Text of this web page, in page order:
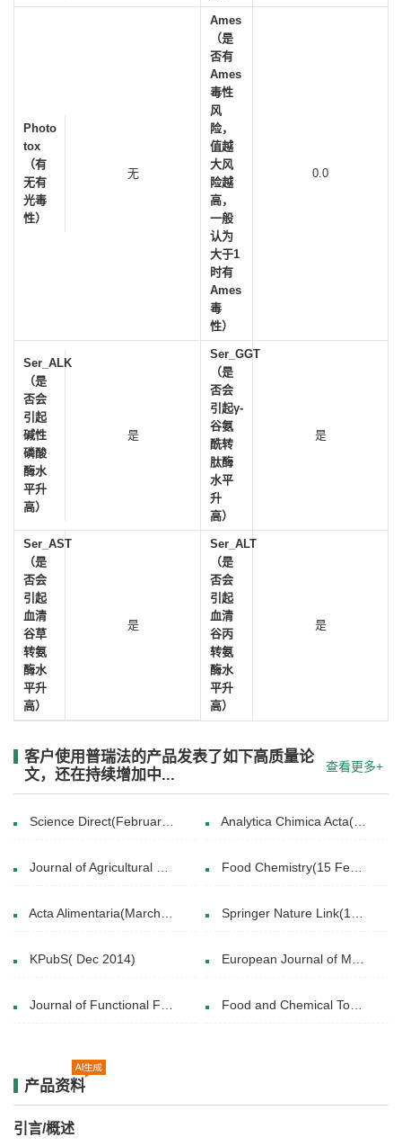
Photo
tox
（有
无有
光毒
性）
无
Ames
（是
否有
Ames
毒性
风
险，
值越
大风
险越
高，
一般
认为
大于1
时有
Ames
毒
性）
0.0
Ser_ALK
（是
否会
引起
碱性
磷酸
酶水
平升
高）
是
Ser_GGT
（是
否会
引起γ-
谷氨
酰转
肽酶
水平
升
高）
是
Ser_AST
（是
否会
引起
血清
谷草
转氨
酶水
平升
高）
是
Ser_ALT
（是
否会
引起
血清
谷丙
转氨
酶水
平升
高）
是
客户使用普瑞法的产品发表了如下高质量论
文，还在持续增加中...
查看更多+
Science Direct(February 2017) Analytica Chimica Acta(15 January 2021)
Journal of Agricultural and Food Chemistry(July 1, 2024) Food Chemistry(15 February 2014)
Acta Alimentaria(March 02, 2016) Springer Nature Link(10 February 2025)
KPubS( Dec 2014) European Journal of Medicinal Chemistry( 1 January 2021)
Journal of Functional Foods(February 2021) Food and Chemical Toxicology(November 2018)
产品资料
引言/概述